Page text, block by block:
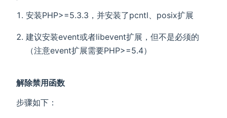
安装PHP>=5.3.3，并安装了pcntl、posix扩展
建议安装event或者libevent扩展，但不是必须的
（注意event扩展需要PHP>=5.4）
解除禁用函数
步骤如下：